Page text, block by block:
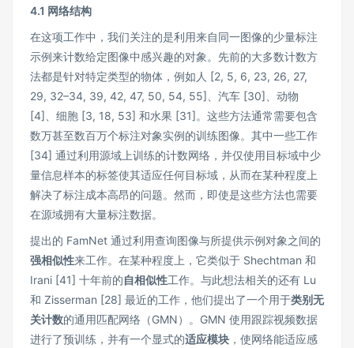
4.1 网络结构
在这项工作中，我们关注的是利用来自同一图像的少量标注
示例来计数给定图像中感兴趣的对象。先前的大多数计数方
法都是针对特定类型的物体，例如人 [2, 5, 6, 23, 26, 27,
29, 32–34, 39, 42, 47, 50, 54, 55]、汽车 [30]、动物
[4]、细胞 [3, 18, 53] 和水果 [31]。这些方法通常需要包含
数万甚至数百万个标注对象实例的训练图像。其中一些工作
[34] 通过利用源域上训练的计数网络，并仅使用目标域中少
量信息样本的标签使其适应任何目标域，从而在某种程度上
解决了标注成本高昂的问题。然而，即使是这些方法也需要
在源域拥有大量标注数据。
提出的 FamNet 通过利用查询图像与所提供示例对象之间的
强相似性来工作。在某种程度上，它类似于 Shechtman 和
Irani [41] 十年前的自相似性工作。与此想法相关的还有 Lu
和 Zisserman [28] 最近的工作，他们提出了一个用于类别无
关计数的通用匹配网络（GMN）。GMN 使用跟踪视频数据
进行了预训练，并有一个显式的适应模块 ，使网络能适应感